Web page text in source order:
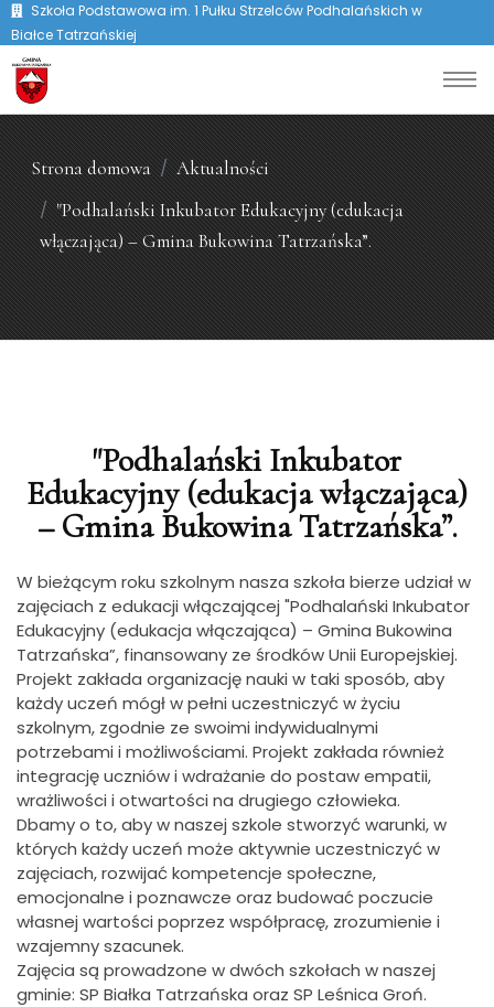
Szkoła Podstawowa im. 1 Pułku Strzelców Podhalańskich w
Białce Tatrzańskiej
Strona domowa
Aktualności
"Podhalański Inkubator Edukacyjny (edukacja
włączająca) – Gmina Bukowina Tatrzańska”.
"Podhalański Inkubator
Edukacyjny (edukacja włączająca)
– Gmina Bukowina Tatrzańska”.
W bieżącym roku szkolnym nasza szkoła bierze udział w
zajęciach z edukacji włączającej "Podhalański Inkubator
Edukacyjny (edukacja włączająca) – Gmina Bukowina
Tatrzańska”, finansowany ze środków Unii Europejskiej.
Projekt zakłada organizację nauki w taki sposób, aby
każdy uczeń mógł w pełni uczestniczyć w życiu
szkolnym, zgodnie ze swoimi indywidualnymi
potrzebami i możliwościami. Projekt zakłada również
integrację uczniów i wdrażanie do postaw empatii,
wrażliwości i otwartości na drugiego człowieka.
Dbamy o to, aby w naszej szkole stworzyć warunki, w
których każdy uczeń może aktywnie uczestniczyć w
zajęciach, rozwijać kompetencje społeczne,
emocjonalne i poznawcze oraz budować poczucie
własnej wartości poprzez współpracę, zrozumienie i
wzajemny szacunek.
Zajęcia są prowadzone w dwóch szkołach w naszej
gminie: SP Białka Tatrzańska oraz SP Leśnica Groń.